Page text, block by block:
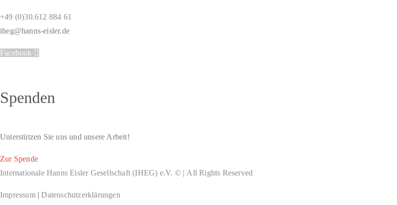
+49 (0)30.612 884 61
iheg@hanns-eisler.de
Facebook
Spenden
Unterstützen Sie uns und unsere Arbeit!
Zur Spende
Internationale Hanns Eisler Gesellschaft (IHEG) e.V. © | All Rights Reserved
Impressum|Datenschutzerklärungen